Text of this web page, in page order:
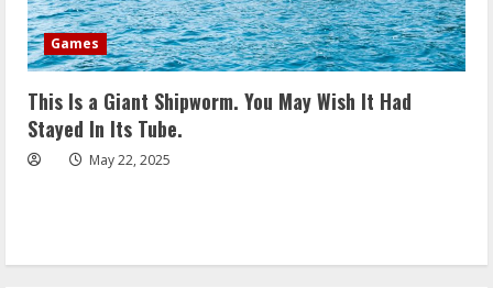
Games
This Is a Giant Shipworm. You May Wish It Had
Stayed In Its Tube.
May 22, 2025
5
gebrauchten Akkordeons achten sollten
October 28, 2025
Geschäft
Entscheidende Faktoren beim Kamera
Ankauf
Strategien zur umfassenden